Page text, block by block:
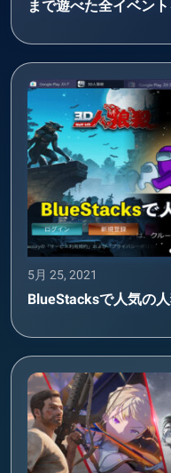
まで遊べた全イベン
5月 25, 2021
BlueStacksで人気の